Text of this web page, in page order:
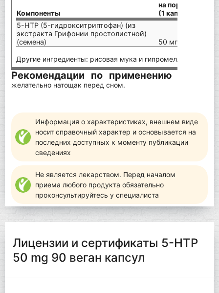
Компоненты
на порцию
(1 капсула)
5-HTP (5-гидрокситриптофан) (из
экстракта Грифонии простолистной)
(семена)
50 мг
Другие ингредиенты: рисовая мука и гипромеллоза
Рекомендации по применению
желательно натощак перед сном.
Информация о характеристиках, внешнем виде
носит справочный характер и основывается на
последних доступных к моменту публикации
сведениях
Не является лекарством. Перед началом
приема любого продукта обязательно
проконсультируйтесь у специалиста
Лицензии и сертификаты 5-HTP
50 mg 90 веган капсул